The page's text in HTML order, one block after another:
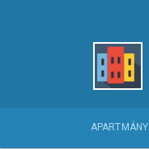
APARTMÁNY